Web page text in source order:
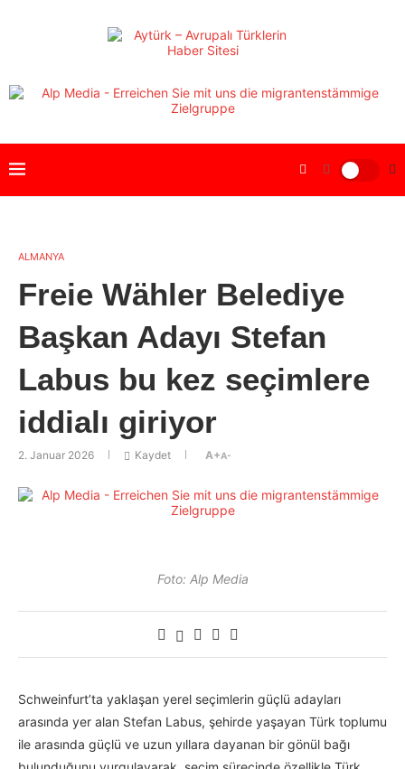
ALMANYA
Freie Wähler Belediye
Başkan Adayı Stefan
Labus bu kez seçimlere
iddialı giriyor
2. Januar 2026 Kaydet A+A-
Foto: Alp Media
Schweinfurt’ta yaklaşan yerel seçimlerin güçlü adayları
arasında yer alan Stefan Labus, şehirde yaşayan Türk toplumu
ile arasında güçlü ve uzun yıllara dayanan bir gönül bağı